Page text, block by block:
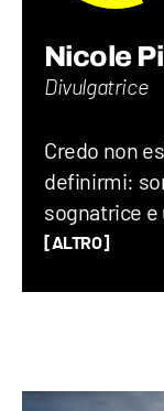
Nicole
Divulgatrice
Credo non
definirmi:
sognatrice e
quando ho
parlo di ciò
[ALTRO]